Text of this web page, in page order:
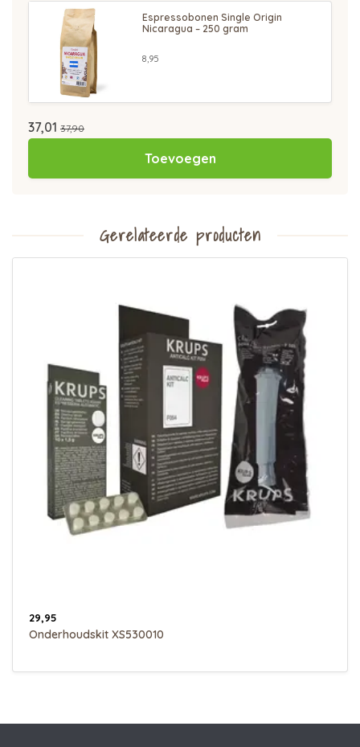
Espressobonen Single Origin
Nicaragua – 250 gram
8,95
37,01 37,90
Toevoegen
Gerelateerde producten
29,95
Onderhoudskit XS530010